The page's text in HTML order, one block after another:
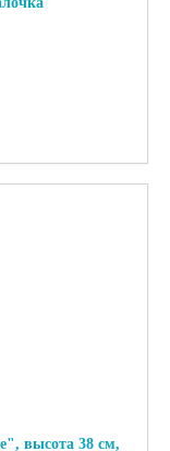
высота 38 см,